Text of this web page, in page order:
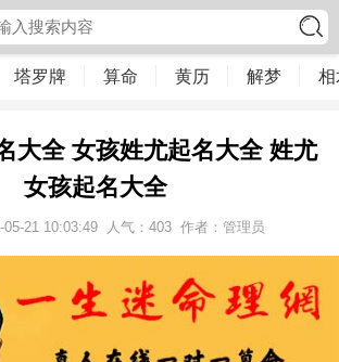
塔罗牌 算命 黄历 解梦 相
大全 女孩姓尤起名大全 姓尤
女孩起名大全
05-21 10:03:49 人气： 403 作者：管理员